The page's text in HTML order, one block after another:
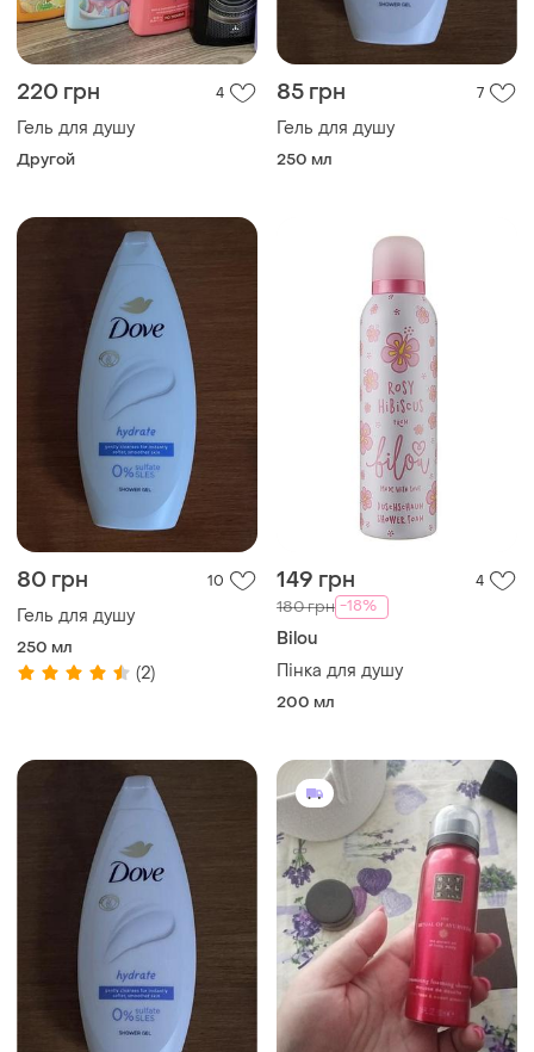
220 грн 4
Гель для душу
Другой
85 грн 7
Гель для душу
250 мл
80 грн 10
Гель для душу
250 мл
(2)
149 грн 4
180 грн -18%
Bilou
Пінка для душу
200 мл